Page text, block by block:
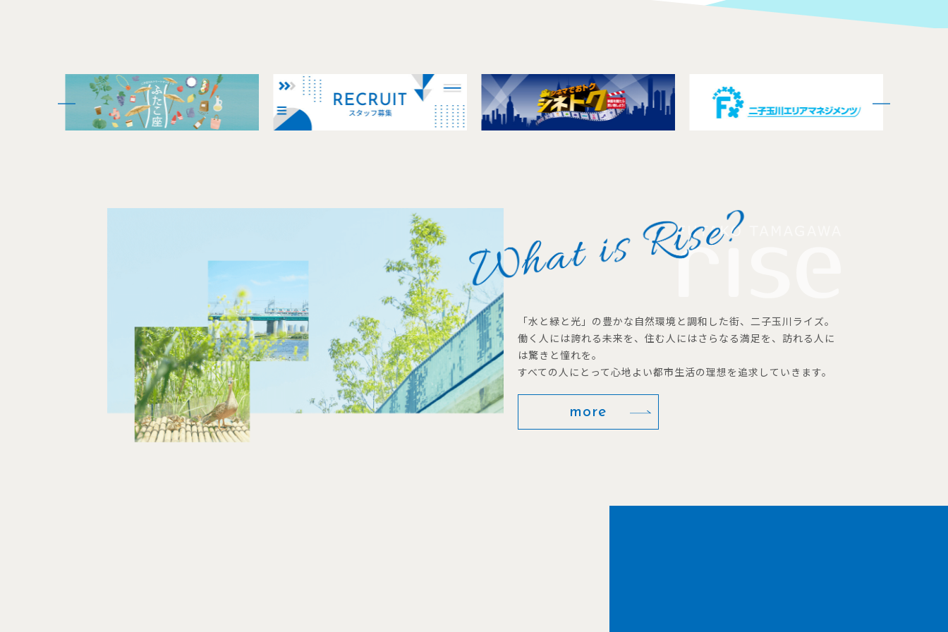
「水と緑と光」の豊かな自然環境と調和した街、二子玉川ライズ。
働く人には誇れる未来を、住む人にはさらなる満足を、訪れる人に
は驚きと憧れを。
すべての人にとって心地よい都市生活の理想を追求していきます。
more